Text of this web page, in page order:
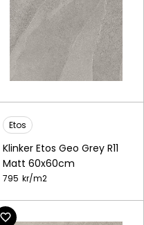
Etos
Klinker Etos Geo Grey R11
Matt 60x60cm
795 kr/m2